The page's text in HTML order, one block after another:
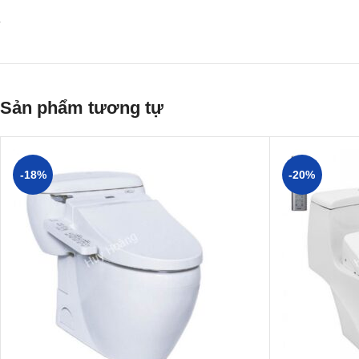
Sản phẩm tương tự
-18% -20%